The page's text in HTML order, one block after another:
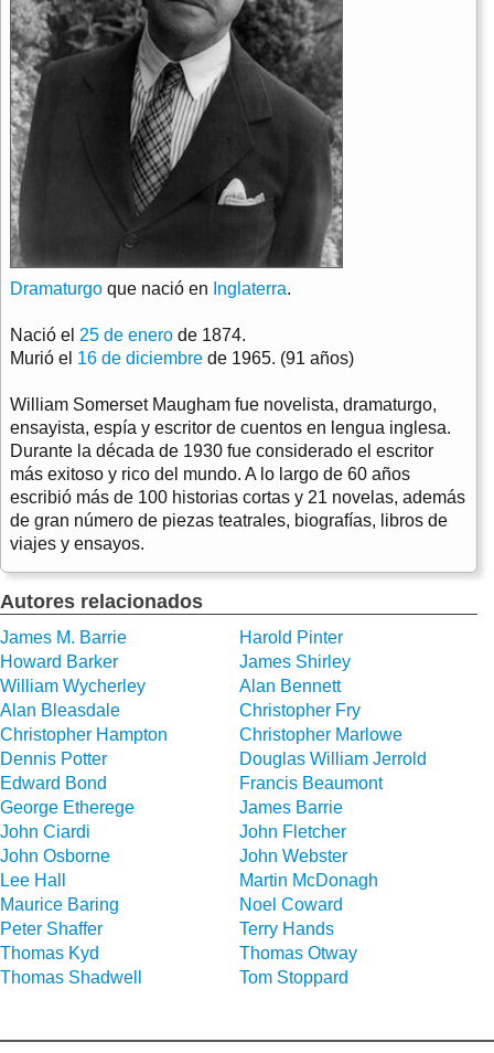
Dramaturgo que nació en Inglaterra.
Nació el 25 de enero de 1874.
Murió el 16 de diciembre de 1965. (91 años)
William Somerset Maugham fue novelista, dramaturgo,
ensayista, espía y escritor de cuentos en lengua inglesa.
Durante la década de 1930 fue considerado el escritor
más exitoso y rico del mundo. A lo largo de 60 años
escribió más de 100 historias cortas y 21 novelas, además
de gran número de piezas teatrales, biografías, libros de
viajes y ensayos.
Autores relacionados
James M. Barrie
Harold Pinter
Howard Barker
James Shirley
William Wycherley
Alan Bennett
Alan Bleasdale
Christopher Fry
Christopher Hampton
Christopher Marlowe
Dennis Potter
Douglas William Jerrold
Edward Bond
Francis Beaumont
George Etherege
James Barrie
John Ciardi
John Fletcher
John Osborne
John Webster
Lee Hall
Martin McDonagh
Maurice Baring
Noel Coward
Peter Shaffer
Terry Hands
Thomas Kyd
Thomas Otway
Thomas Shadwell
Tom Stoppard